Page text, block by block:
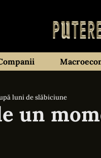
luni de slăbiciune
un